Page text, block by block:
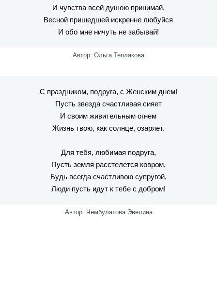
И чувства всей душою принимай,
Весной пришедшей искренне любуйся
И обо мне ничуть не забывай!
Автор: Ольга Теплякова
С праздником, подруга, с Женским днем!
Пусть звезда счастливая сияет
И своим живительным огнем
Жизнь твою, как солнце, озаряет.
Для тебя, любимая подруга,
Пусть земля расстелется ковром,
Будь всегда счастливою супругой,
Люди пусть идут к тебе с добром!
Автор: Чембулатова Эвелина